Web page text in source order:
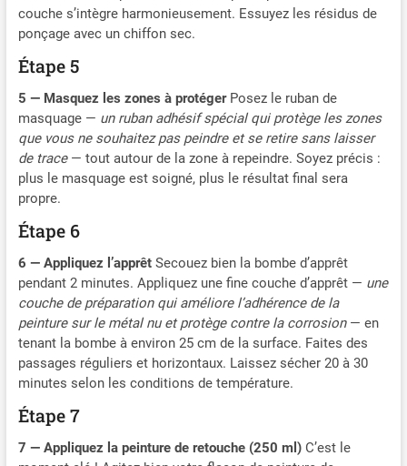
【Conception
multifonctionnelle】With
180° rotation réglable
précis de la lumière sur
votre téléphone mobile,
ordinateur de bureau,
ordinateur portable, ou de
chevet, il est adapté à tous
mobile, l'éclairage de zoom
ou lampe de lecture. L'effet
d'éclairage d'appoint est
meilleur que celui d'un petit
anneau lumineux pour
selfie.Remarque : La griffe
froide peut ne pas convenir
et portable】:La lampe
interviews, les portraits, les
vidéos, la
【Température de couleur
réglable】La température
de couleur varie de 3100K
(chaud) à 5500K (froid)
(par incréments de 100K)
pour répondre aux besoins
affiche la luminosité, la
température de couleur et
l'état de la batterie avec une
grande précision 【What
you get】1 * lumière vidéo
LED, 1 * support pour
appareil photo reflex
obtiendrez 12 mois de
couche s’intègre harmonieusement. Essuyez les résidus de
ponçage avec un chiffon sec.
Étape 5
5 — Masquez les zones à protégerPosez le ruban de
masquage — un ruban adhésif spécial qui protège les zones
que vous ne souhaitez pas peindre et se retire sans laisser
de trace— tout autour de la zone à repeindre. Soyez précis :
plus le masquage est soigné, plus le résultat final sera
propre.
Étape 6
6 — Appliquez l’apprêtSecouez bien la bombe d’apprêt
pendant 2 minutes. Appliquez une fine couche d’apprêt — une
couche de préparation qui améliore l’adhérence de la
peinture sur le métal nu et protège contre la corrosion— en
tenant la bombe à environ 25 cm de la surface. Faites des
passages réguliers et horizontaux. Laissez sécher 20 à 30
minutes selon les conditions de température.
Étape 7
7 — Appliquez la peinture de retouche (250 ml)C’est le